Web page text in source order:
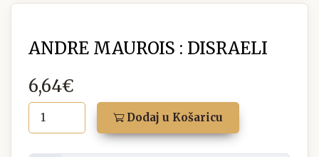
ANDRE MAUROIS : DISRAELI
6,64€
Dodaj u Košaricu